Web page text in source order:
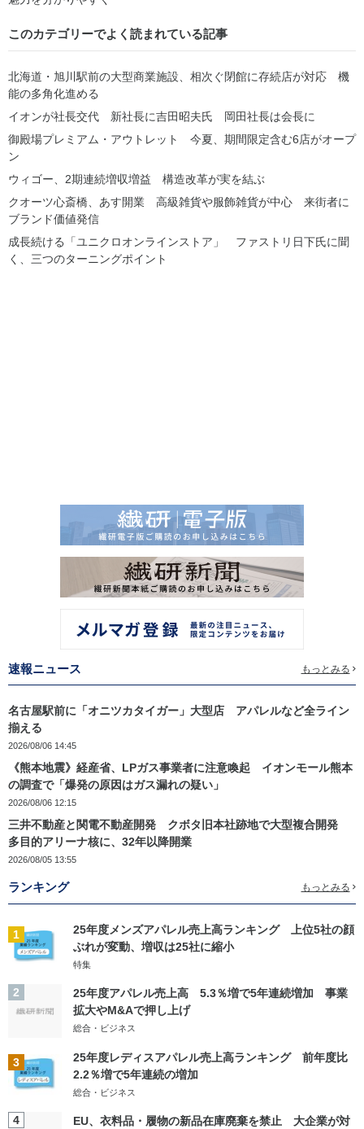
このカテゴリーでよく読まれている記事
北海道・旭川駅前の大型商業施設、相次ぐ閉館に存続店が対応 機
能の多角化進める
イオンが社長交代 新社長に吉田昭夫氏 岡田社長は会長に
御殿場プレミアム・アウトレット 今夏、期間限定含む6店がオープ
ン
ウィゴー、2期連続増収増益 構造改革が実を結ぶ
クオーツ心斎橋、あす開業 高級雑貨や服飾雑貨が中心 来街者に
ブランド価値発信
成長続ける「ユニクロオンラインストア」 ファストリ日下氏に聞
く、三つのターニングポイント
速報ニュース もっとみる
名古屋駅前に「オニツカタイガー」大型店 アパレルなど全ライン
揃える
2026/08/06 14:45
《熊本地震》経産省、LPガス事業者に注意喚起 イオンモール熊本
の調査で「爆発の原因はガス漏れの疑い」
2026/08/06 12:15
三井不動産と関電不動産開発 クボタ旧本社跡地で大型複合開発
多目的アリーナ核に、32年以降開業
2026/08/05 13:55
ランキング もっとみる
1
25年度メンズアパレル売上高ランキング 上位5社の顔
ぶれが変動、増収は25社に縮小
特集
2
25年度アパレル売上高 5.3％増で5年連続増加 事業
拡大やM&Aで押し上げ
総合・ビジネス
3
25年度レディスアパレル売上高ランキング 前年度比
2.2％増で5年連続の増加
総合・ビジネス
4
EU、衣料品・履物の新品在庫廃棄を禁止 大企業が対